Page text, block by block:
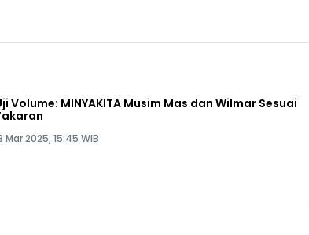
Volume: MINYAKITA Musim Mas dan Wilmar Sesuai
Mar 2025, 15:45 WIB